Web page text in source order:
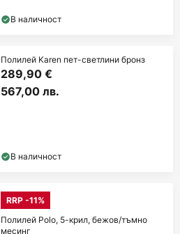
В наличност
Полилей Karen пет-светлини бронз
289,90 €
567,00 лв.
В наличност
RRP -11%
Полилей Polo, 5-крил, бежов/тъмно
месинг